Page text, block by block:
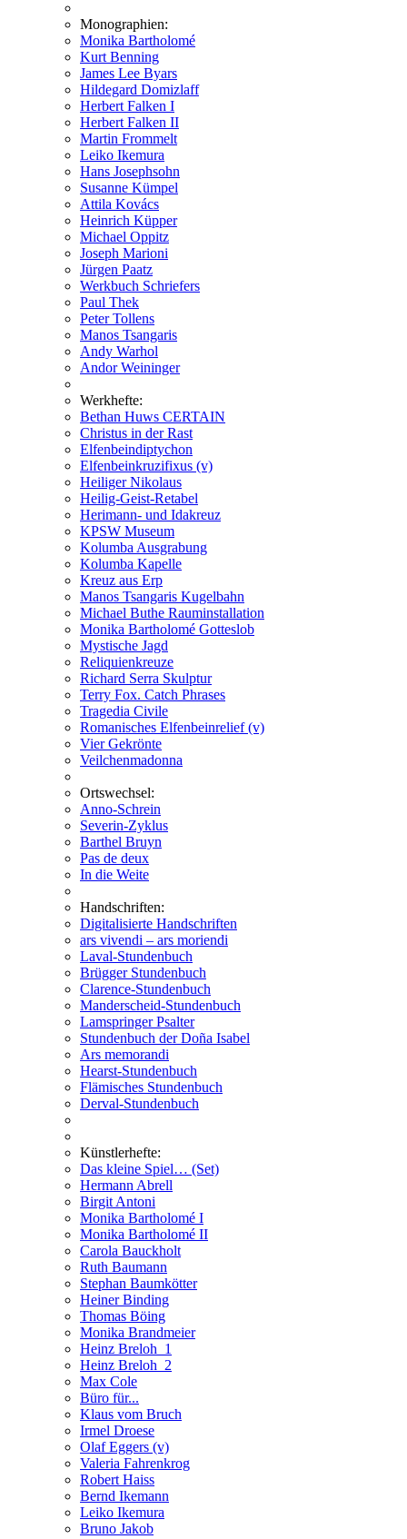
Monographien:
Monika Bartholomé
Kurt Benning
James Lee Byars
Hildegard Domizlaff
Herbert Falken I
Herbert Falken II
Martin Frommelt
Leiko Ikemura
Hans Josephsohn
Susanne Kümpel
Attila Kovács
Heinrich Küpper
Michael Oppitz
Joseph Marioni
Jürgen Paatz
Werkbuch Schriefers
Paul Thek
Peter Tollens
Manos Tsangaris
Andy Warhol
Andor Weininger
Werkhefte:
Bethan Huws CERTAIN
Christus in der Rast
Elfenbeindiptychon
Elfenbeinkruzifixus (v)
Heiliger Nikolaus
Heilig-Geist-Retabel
Herimann- und Idakreuz
KPSW Museum
Kolumba Ausgrabung
Kolumba Kapelle
Kreuz aus Erp
Manos Tsangaris Kugelbahn
Michael Buthe Rauminstallation
Monika Bartholomé Gotteslob
Mystische Jagd
Reliquienkreuze
Richard Serra Skulptur
Terry Fox. Catch Phrases
Tragedia Civile
Romanisches Elfenbeinrelief (v)
Vier Gekrönte
Veilchenmadonna
Ortswechsel:
Anno-Schrein
Severin-Zyklus
Barthel Bruyn
Pas de deux
In die Weite
Handschriften:
Digitalisierte Handschriften
ars vivendi – ars moriendi
Laval-Stundenbuch
Brügger Stundenbuch
Clarence-Stundenbuch
Manderscheid-Stundenbuch
Lamspringer Psalter
Stundenbuch der Doña Isabel
Ars memorandi
Hearst-Stundenbuch
Flämisches Stundenbuch
Derval-Stundenbuch
Künstlerhefte:
Das kleine Spiel… (Set)
Hermann Abrell
Birgit Antoni
Monika Bartholomé I
Monika Bartholomé II
Carola Bauckholt
Ruth Baumann
Stephan Baumkötter
Heiner Binding
Thomas Böing
Monika Brandmeier
Heinz Breloh_1
Heinz Breloh_2
Max Cole
Büro für...
Klaus vom Bruch
Irmel Droese
Olaf Eggers (v)
Valeria Fahrenkrog
Robert Haiss
Bernd Ikemann
Leiko Ikemura
Bruno Jakob